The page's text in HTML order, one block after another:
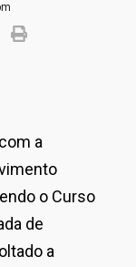
a
o Curso
de
a